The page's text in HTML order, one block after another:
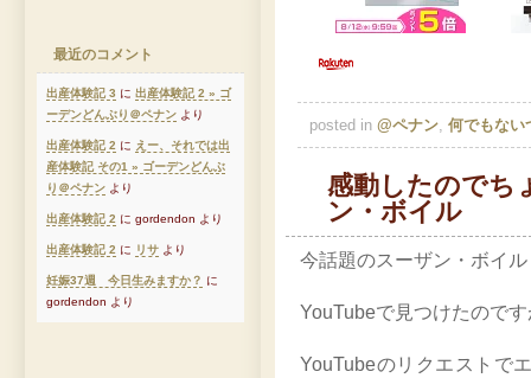
posted in @ペナン, 何でもない
感動したのでち
ン・ボイル
今話題のスーザン・ボイル
YouTubeで見つけたので
YouTubeのリクエストで
最近のコメント
出産体験記 3 に 出産体験記 2 » ゴ
ーデンどんぶり＠ペナン より
出産体験記 2 に えー、それでは出
産体験記 その1 » ゴーデンどんぶ
り＠ペナン より
出産体験記 2 に gordendon より
出産体験記 2 に リサ より
妊娠37週 今日生みますか？ に
gordendon より